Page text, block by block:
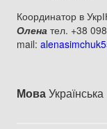
Координатор в
Олена тел. +38
mail:
МоваУкраїнська